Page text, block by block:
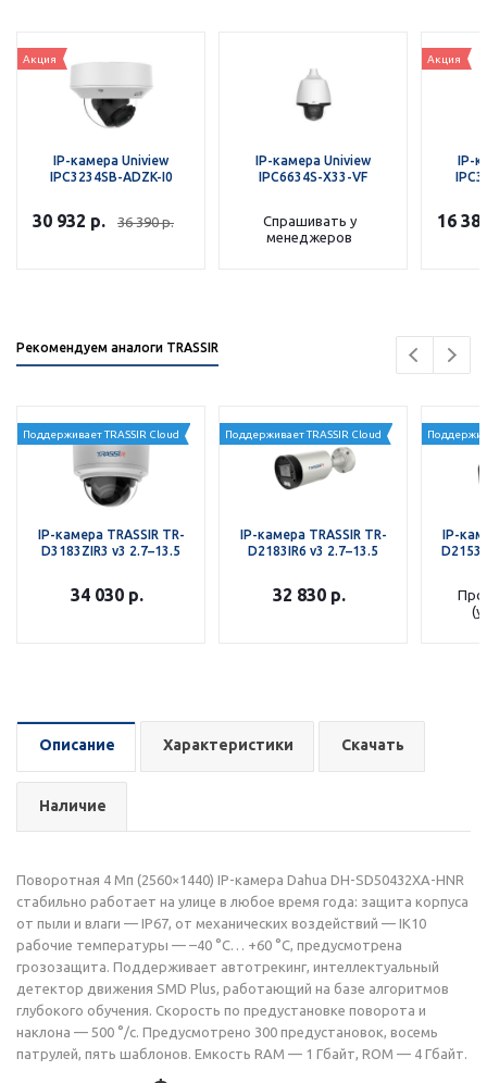
Акция
IP-камера Uniview
IPC3234SB-ADZK-I0
30 932 р. 36 390р.
IP-камера Uniview
IPC6634S-X33-VF
Спрашивать у
менеджеров
Акция
IP-
16
Рекомендуем аналоги TRASSIR
Поддерживает TRASSIR Cloud
IP-камера TRASSIR TR-
D3183ZIR3 v3 2.7–13.5
34 030 р.
Поддерживает TRASSIR Cloud
IP-камера TRASSIR TR-
D2183IR6 v3 2.7–13.5
32 830 р.
IP-
Описание Характеристики Скачать
Наличие
Поворотная 4 Мп (2560×1440) IP-камера Dahua DH-SD50432XA-HNR
стабильно работает на улице в любое время года: защита корпуса
от пыли и влаги — IP67, от механических воздействий — IK10
рабочие температуры — –40 °C… +60 °C, предусмотрена
грозозащита. Поддерживает автотрекинг, интеллектуальный
детектор движения SMD Plus, работающий на базе алгоритмов
глубокого обучения. Скорость по предустановке поворота и
наклона — 500 °/с. Предусмотрено 300 предустановок, восемь
патрулей, пять шаблонов. Емкость RAM — 1 Гбайт, ROM — 4 Гбайт.